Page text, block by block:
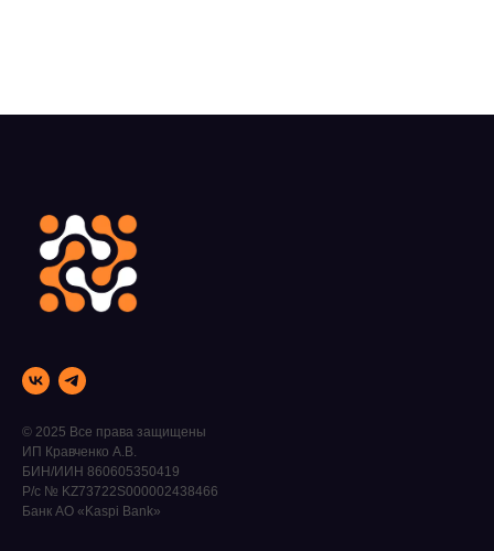
© 2025 Все права защищены
ИП Кравченко А.В.
БИН/ИИН 860605350419
Р/с № KZ73722S000002438466
Банк АО «Kaspi Bank»